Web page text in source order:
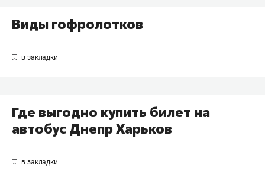
Виды гофролотков
Где выгодно купить билет на
автобус Днепр Харьков